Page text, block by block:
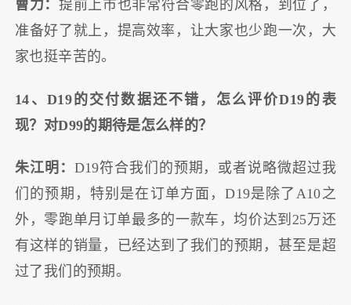
曹力：提前上市也非常符合零跑的风格，到位了，
准备好了就上，提高效率，让大家也少跑一次，大
家也挺辛苦的。
14、D19的交付数据还不错，怎么评价D19的表
现？对D99的期待是怎么样的？
朱江明： D19符合我们的预期，或者说略微超过我
们的预期，特别是在订单方面，D19是除了A10之
外，零跑单月订单最多的一款车，均价达到25万还
有这样的销量，已经达到了我们的预期，甚至是超
过了我们的预期。